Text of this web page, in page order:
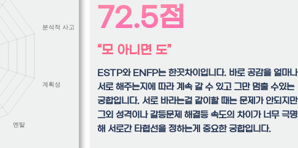
72.5점
“모 아니면 도”
ESTP와 ENFP는 한끗차이입니다. 바로 공감을 얼마나
서로 해주는지에 따라 계속 갈 수 있고 그만 멈출 수있는
궁합입니다. 서로 바라는걸 같이할 때는 문제가 안되지만
그외 성격이나 갈등문제 해결등 속도의 차이가 너무 극명
해 서로간 타협선을 정하는게 중요한 궁합입니다.